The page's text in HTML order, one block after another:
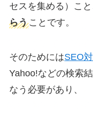
セスを集める）こと
らうことです。
そのためにはSEO
Yahoo!などの検索
なう必要があり、